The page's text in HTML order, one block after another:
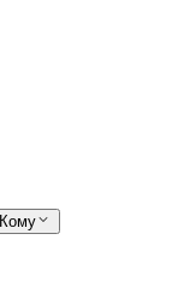
Кому